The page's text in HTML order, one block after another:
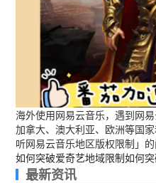
海外使用网易云音乐，遇到网
加拿大、澳大利亚、欧洲等国
听网易云音乐地区版权限制」
如何突破爱奇艺地域限制 如何
最新资讯